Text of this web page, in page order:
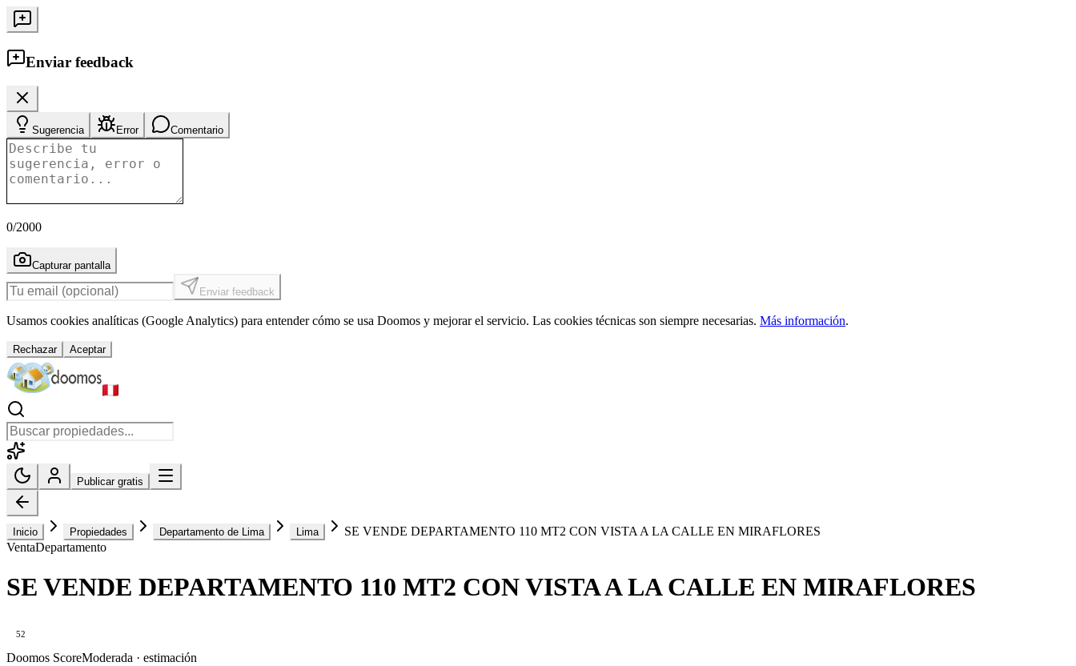
Enviar feedback
Sugerencia Error Comentario
0/2000
Capturar pantalla
Enviar feedback
Usamos cookies analíticas (Google Analytics) para entender cómo se usa Doomos y mejorar el servicio. Las cookies técnicas son siempre necesarias. Más información.
Rechazar Aceptar
Publicar gratis
Inicio Propiedades Departamento de Lima Lima
SE VENDE DEPARTAMENTO 110 MT2 CON VISTA A LA CALLE EN MIRAFLORES
VentaDepartamento
SE VENDE DEPARTAMENTO 110 MT2 CON VISTA A LA CALLE EN MIRAFLORES
52
Doomos ScoreModerada · estimación